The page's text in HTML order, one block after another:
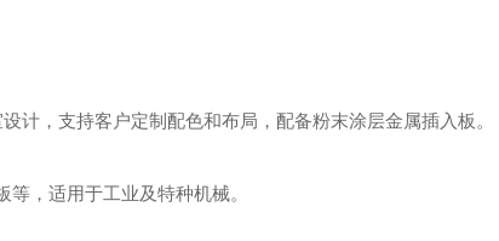
计，支持客户定制配色和布局，配备粉末涂层金属插入板。
，适用于工业及特种机械。